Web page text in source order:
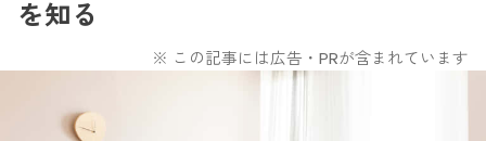
を知る
※ この記事には広告・PRが含まれています